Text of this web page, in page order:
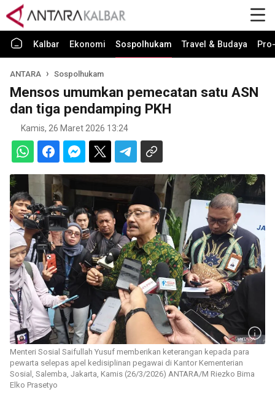
Kalbar Ekonomi Sospolhukam Travel & Budaya
ANTARA Sospolhukam
Mensos umumkan pemecatan satu ASN
dan tiga pendamping PKH
Kamis, 26 Maret 2026 13:24
Menteri Sosial Saifullah Yusuf memberikan keterangan kepada para
pewarta selepas apel kedisiplinan pegawai di Kantor Kementerian
Sosial, Salemba, Jakarta, Kamis (26/3/2026) ANTARA/M Riezko Bima
Elko Prasetyo